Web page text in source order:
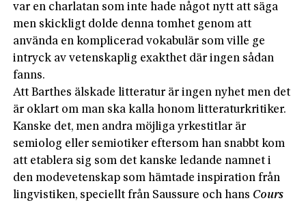
var en charlatan som inte hade något nytt att säga
men skickligt dolde denna tomhet genom att
använda en komplicerad vokabulär som ville ge
intryck av vetenskaplig exakthet där ingen sådan
fanns.
Att Barthes älskade litteratur är ingen nyhet men det
är oklart om man ska kalla honom litteraturkritiker.
Kanske det, men andra möjliga yrkestitlar är
semiolog eller semiotiker eftersom han snabbt kom
att etablera sig som det kanske ledande namnet i
den modevetenskap som hämtade inspiration från
lingvistiken, speciellt från Saussure och hans Cours